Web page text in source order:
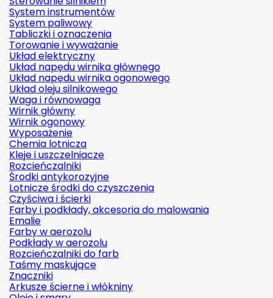
System instrumentów
System paliwowy
Tabliczki i oznaczenia
Torowanie i wyważanie
Układ elektryczny
Układ napędu wirnika głównego
Układ napędu wirnika ogonowego
Układ oleju silnikowego
Waga i równowaga
Wirnik główny
Wirnik ogonowy
Wyposażenie
Chemia lotnicza
Kleje i uszczelniacze
Rozcieńczalniki
Środki antykorozyjne
Lotnicze środki do czyszczenia
Czyściwa i ścierki
Farby i podkłady, akcesoria do malowania
Emalie
Farby w aerozolu
Podkłady w aerozolu
Rozcieńczalniki do farb
Taśmy maskujące
Znaczniki
Arkusze ścierne i włókniny